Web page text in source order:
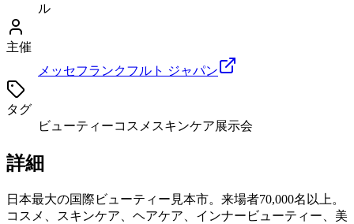
ル
主催
メッセフランクフルト ジャパン
タグ
ビューティーコスメ スキンケア展示会
詳細
日本最大の国際ビューティー見本市。来場者70,000名以上。
コスメ、スキンケア、ヘアケア、インナービューティー、美